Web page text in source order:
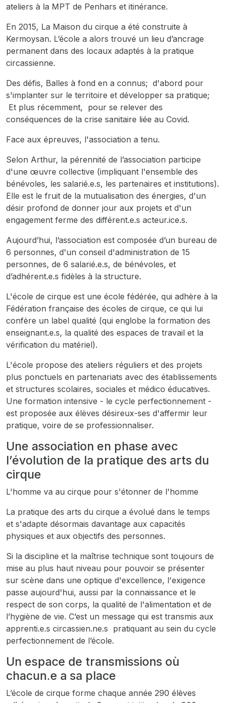
ateliers à la MPT de Penhars et itinérance.
En 2015, La Maison du cirque a été construite à
Kermoysan. L’école a alors trouvé un lieu d’ancrage
permanent dans des locaux adaptés à la pratique
circassienne.
Des défis, Balles à fond en a connus; d'abord pour
s'implanter sur le territoire et développer sa pratique;
Et plus récemment, pour se relever des
conséquences de la crise sanitaire liée au Covid.
Face aux épreuves, l'association a tenu.
Selon Arthur, la pérennité de l’association participe
d'une œuvre collective (impliquant l'ensemble des
bénévoles, les salarié.e.s, les partenaires et institutions).
Elle est le fruit de la mutualisation des énergies, d'un
désir profond de donner jour aux projets et d'un
engagement ferme des différent.e.s acteur.ice.s.
Aujourd’hui, l’association est composée d’un bureau de
6 personnes, d'un conseil d'administration de 15
personnes, de 6 salarié.e.s, de bénévoles, et
d’adhérent.e.s fidèles à la structure.
L'école de cirque est une école fédérée, qui adhère à la
Fédération française des écoles de cirque, ce qui lui
confère un label qualité (qui englobe la formation des
enseignant.e.s, la qualité des espaces de travail et la
vérification du matériel).
L'école propose des ateliers réguliers et des projets
plus ponctuels en partenariats avec des établissements
et structures scolaires, sociales et médico éducatives.
Une formation intensive - le cycle perfectionnement -
est proposée aux élèves désireux-ses d'affermir leur
pratique, voire de se professionnaliser.
Une association en phase avec
l’évolution de la pratique des arts du
cirque
L'homme va au cirque pour s'étonner de l'homme
La pratique des arts du cirque a évolué dans le temps
et s'adapte désormais davantage aux capacités
physiques et aux objectifs des personnes.
Si la discipline et la maîtrise technique sont toujours de
mise au plus haut niveau pour pouvoir se présenter
sur scène dans une optique d'excellence, l'exigence
passe aujourd'hui, aussi par la connaissance et le
respect de son corps, la qualité de l'alimentation et de
l’hygiène de vie. C’est un message qui est transmis aux
apprenti.e.s circassien.ne.s pratiquant au sein du cycle
perfectionnement de l’école.
Un espace de transmissions où
chacun.e a sa place
L’école de cirque forme chaque année 290 élèves